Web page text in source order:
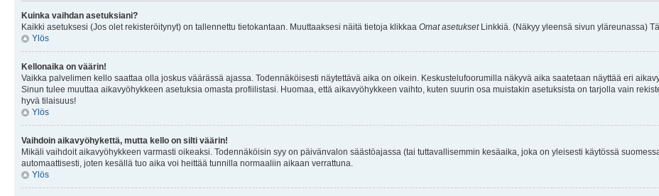
Kuinka vaihdan asetuksiani?
Kaikki asetuksesi (Jos olet rekisteröitynyt) on tallennettu tietokantaan. Muuttaaksesi näitä tietoja klikkaa Omat asetuksetLinkkiä. (Näkyy yleensä sivun yläreunassa)
Ylös
Kellonaika on väärin!
Vaikka palvelimen kello saattaa olla joskus väärässä ajassa. Todennäköisesti näytettävä aika on oikein. Keskustelufoorumilla näkyvä aika saatetaan näyttää eri
Sinun tulee muuttaa aikavyöhykkeen asetuksia omasta profiilistasi. Huomaa, että aikavyöhykkeen vaihto, kuten suurin osa muistakin asetuksista on tarjolla vain
hyvä tilaisuus!
Ylös
Vaihdoin aikavyöhykettä, mutta kello on silti väärin!
Mikäli vaihdoit aikavyöhykkeen varmasti oikeaksi. Todennäköisin syy on päivänvalon säästöajassa (tai tuttavallisemmin kesäaika, joka on yleisesti käytössä
automaattisesti, joten kesällä tuo aika voi heittää tunnilla normaaliin aikaan verrattuna.
Ylös